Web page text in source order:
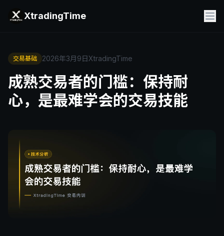
XtradingTime
交易基础 2026年3月9日XtradingTime
成熟交易者的门槛：保持耐
心，是最难学会的交易技能